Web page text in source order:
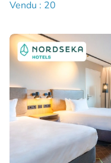
Vendu : 20